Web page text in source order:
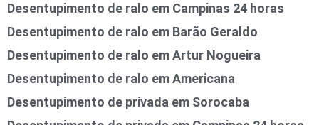
Desentupimento de ralo em Campinas 24 horas
Desentupimento de ralo em Barão Geraldo
Desentupimento de ralo em Artur Nogueira
Desentupimento de ralo em Americana
Desentupimento de privada em Sorocaba